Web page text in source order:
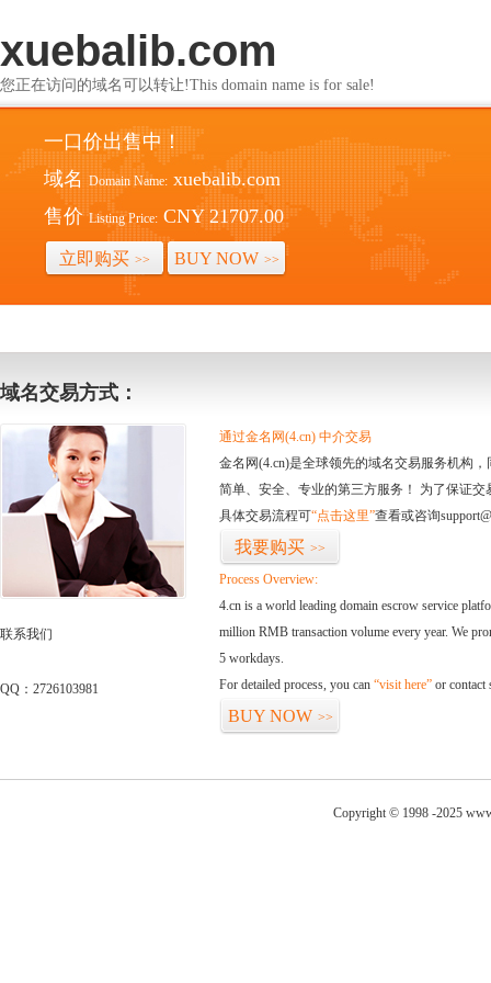
xuebalib.com
您正在访问的域名可以转让!This domain name is for sale!
一口价出售中！
域名 Domain Name: xuebalib.com
售价 Listing Price: CNY 21707.00
立即购买 >> BUY NOW >>
域名交易方式：
联系我们
QQ：2726103981
通过金名网(4.cn) 中介交易
金名网(4.cn)是全球领先的域名交易服务机构
简单、安全、专业的第三方服务！ 为了保证
具体交易流程可“点击这里”查看或咨询
我要购买 >>
Process Overview:
4.cn is a world leading domain escrow service
million RMB transaction volume every year. We
5 workdays.
For detailed process, you can “visit here” or contact
BUY NOW >>
Copyright © 1998 -2025